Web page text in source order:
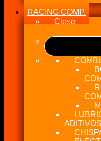
RACING COMP.
Close
ADITIVOS